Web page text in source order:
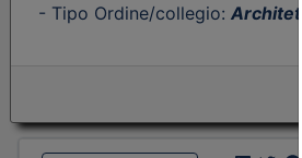
- Tipo Ordine/collegio: Architetti